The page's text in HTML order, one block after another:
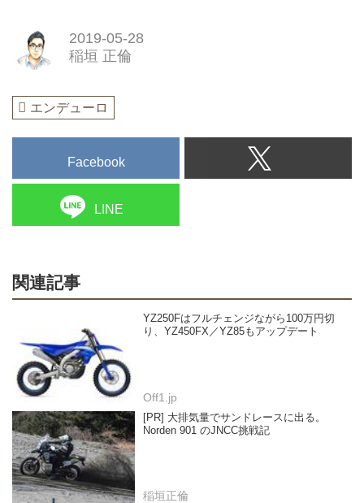
2019-05-28
稲垣 正倫
エンデューロ
Facebook
LINE
関連記事
YZ250Fはフルチェンジながら100万円切
り、YZ450FX／YZ85もアップデート
Off1.jp
[PR] 大排気量でサンドレースに出る。
Norden 901 のJNCC挑戦記
稲垣正倫